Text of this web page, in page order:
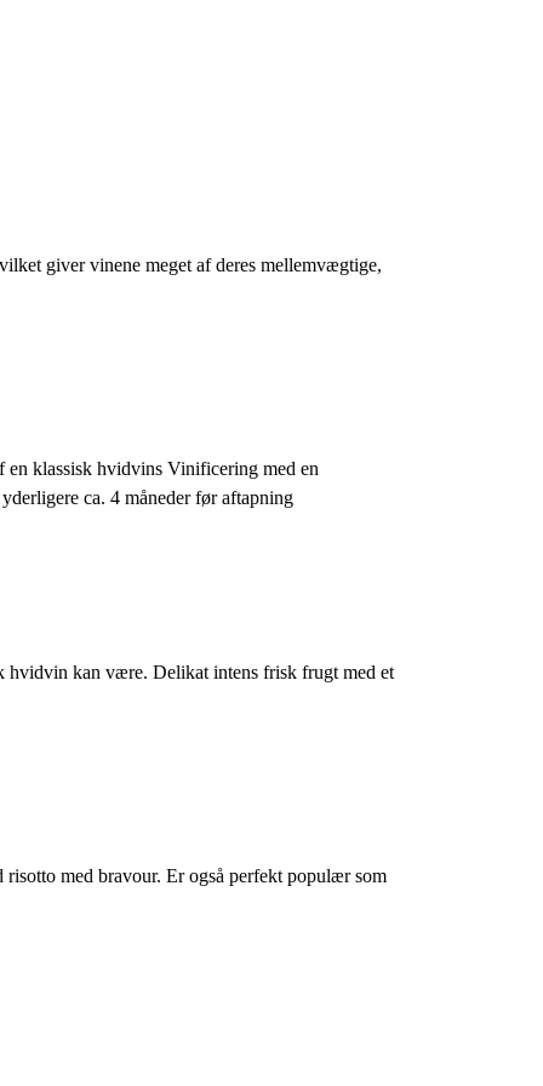
giver vinene meget af deres mellemvægtige,
klassisk hvidvins Vinificering med en
ca. 4 måneder før aftapning
hvidvin kan være. Delikat intens frisk frugt med et
med bravour. Er også perfekt populær som